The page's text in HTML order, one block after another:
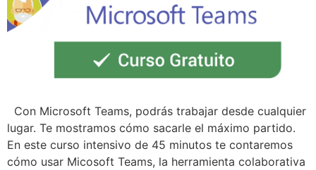
Con Microsoft Teams, podrás trabajar desde cualquier
lugar. Te mostramos cómo sacarle el máximo partido.
En este curso intensivo de 45 minutos te contaremos
cómo usar Micosoft Teams, la herramienta colaborativa